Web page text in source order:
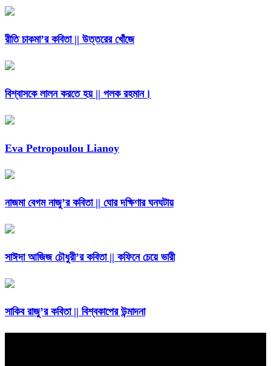
রীতি চাকমা’র কবিতা || উত্তরের খোঁজে
বিশ্বাসকে লালন করতে হয় || পলক রহমান।
Eva Petropoulou Lianoy
নাজমা বেগম নাজু’র কবিতা || ঘোর দক্ষিণার ঘনঘটায়
সাঈদা আজিজ চৌধুরী’র কবিতা || কফিনে চেয়ে ভারী
সাকিব রাজু’র কবিতা || বিশ্বকাপের উন্মাদনা